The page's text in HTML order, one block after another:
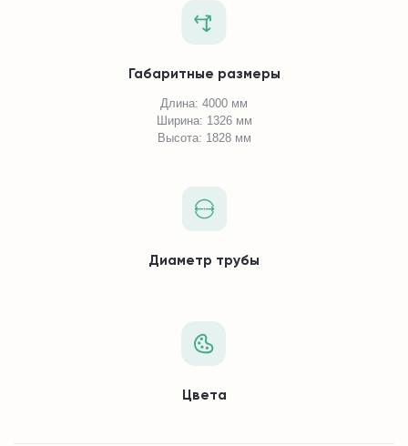
Габаритные размеры
Длина: 4000 мм
Ширина: 1326 мм
Высота: 1828 мм
Диаметр трубы
Цвета